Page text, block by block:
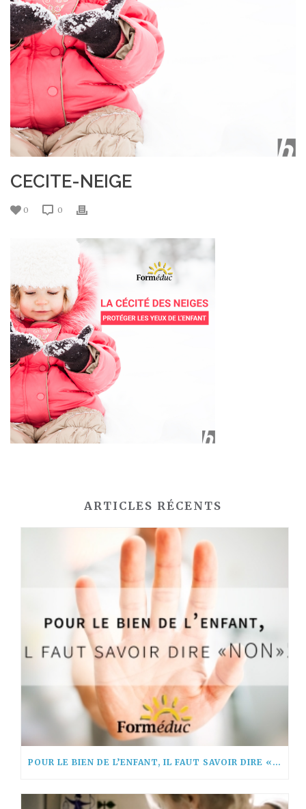
CECITE-NEIGE
0 0
ARTICLES RÉCENTS
POUR LE BIEN DE L’ENFANT, IL FAUT SAVOIR DIRE « NON! »